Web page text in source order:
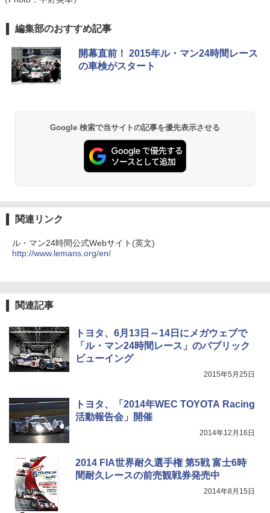
編集部のおすすめ記事
開幕直前！ 2015年ル・マン24時間レース
の車検がスタート
Google 検索で当サイトの記事を優先表示させる
関連リンク
ル・マン24時間公式Webサイト(英文)
http://www.lemans.org/en/
関連記事
トヨタ、6月13日～14日にメガウェブで
「ル・マン24時間レース」のパブリック
ビューイング
2015年5月25日
トヨタ、「2014年WEC TOYOTA Racing
活動報告会」開催
2014年12月16日
2014 FIA世界耐久選手権 第5戦 富士6時
間耐久レースの前売観戦券発売中
2014年8月15日